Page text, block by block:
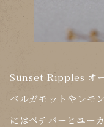
Sunset Ripples オ
ベルガモットやレモ
にはベチバーとユー